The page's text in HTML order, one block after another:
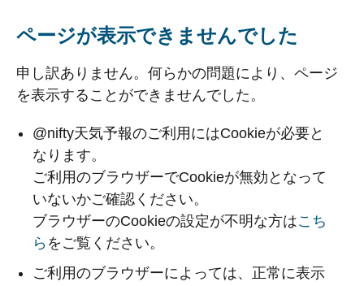
ページが表示できませんでした
申し訳ありません。何らかの問題により、ページ
を表示することができませんでした。
@nifty天気予報のご利用にはCookieが必要と
なります。
ご利用のブラウザーでCookieが無効となって
いないかご確認ください。
ブラウザーのCookieの設定が不明な方はこち
ら をご覧ください。
ご利用のブラウザーによっては、正常に表示